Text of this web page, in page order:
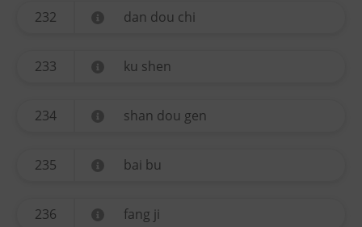
232 dan dou chi
233 ku shen
234 shan dou gen
235 bai bu
236 fang ji